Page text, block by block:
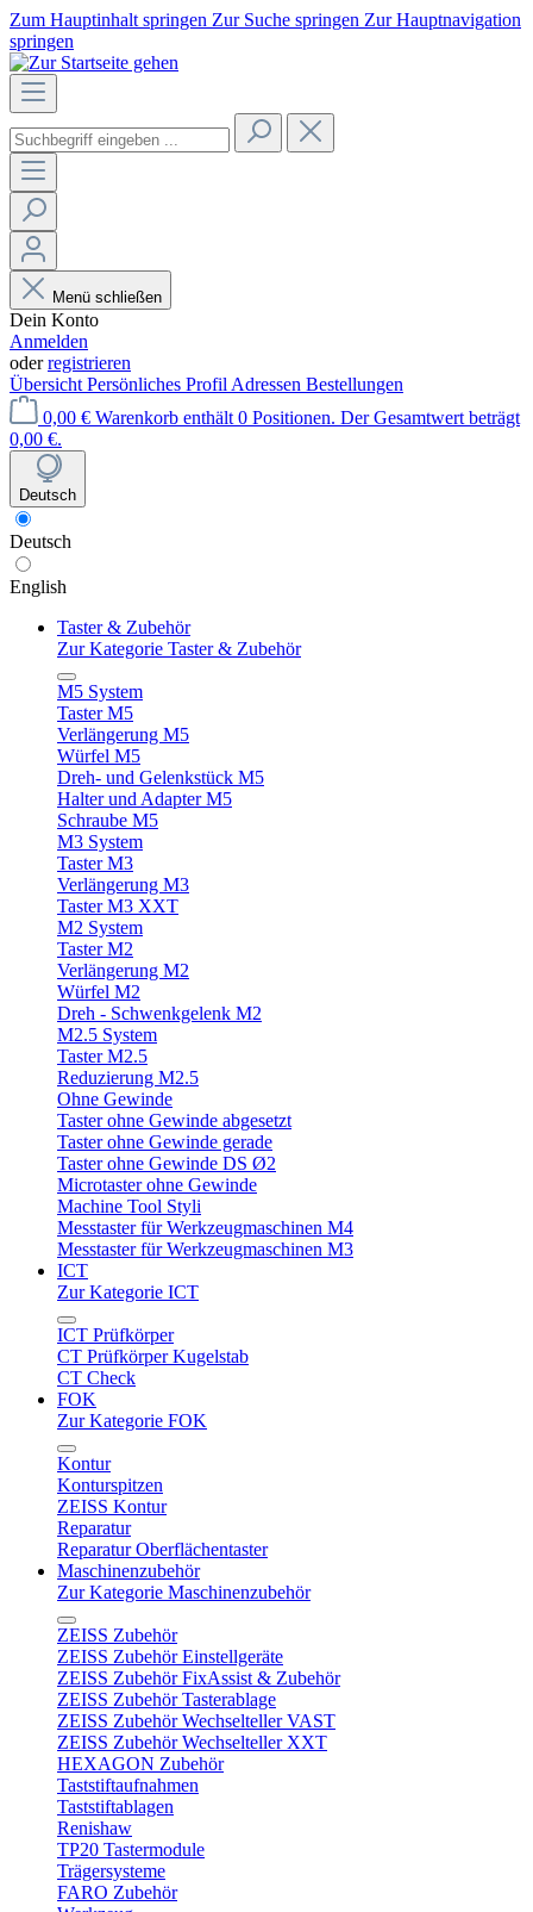
Zum Hauptinhalt springen Zur Suche springen Zur Hauptnavigation
springen
Menü schließen
Dein Konto
Anmelden
oderregistrieren
Übersicht Persönliches Profil Adressen Bestellungen
0,00 € Warenkorb enthält 0 Positionen. Der Gesamtwert beträgt
0,00 €.
Deutsch
Deutsch
English
Taster & Zubehör
Zur Kategorie Taster & Zubehör
M5 System
Taster M5
Verlängerung M5
Würfel M5
Dreh- und Gelenkstück M5
Halter und Adapter M5
Schraube M5
M3 System
Taster M3
Verlängerung M3
Taster M3 XXT
M2 System
Taster M2
Verlängerung M2
Würfel M2
Dreh - Schwenkgelenk M2
M2.5 System
Taster M2.5
Reduzierung M2.5
Ohne Gewinde
Taster ohne Gewinde abgesetzt
Taster ohne Gewinde gerade
Taster ohne Gewinde DS Ø2
Microtaster ohne Gewinde
Machine Tool Styli
Messtaster für Werkzeugmaschinen M4
Messtaster für Werkzeugmaschinen M3
ICT
Zur Kategorie ICT
ICT Prüfkörper
CT Prüfkörper Kugelstab
CT Check
FOK
Zur Kategorie FOK
Kontur
Konturspitzen
ZEISS Kontur
Reparatur
Reparatur Oberflächentaster
Maschinenzubehör
Zur Kategorie Maschinenzubehör
ZEISS Zubehör
ZEISS Zubehör Einstellgeräte
ZEISS Zubehör FixAssist & Zubehör
ZEISS Zubehör Tasterablage
ZEISS Zubehör Wechselteller VAST
ZEISS Zubehör Wechselteller XXT
HEXAGON Zubehör
Taststiftaufnahmen
Taststiftablagen
Renishaw
TP20 Tastermodule
Trägersysteme
FARO Zubehör